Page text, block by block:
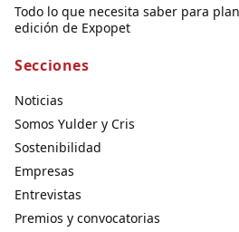
Todo lo que necesita saber para
edición de Expopet
Secciones
Noticias
Somos Yulder y Cris
Sostenibilidad
Empresas
Entrevistas
Premios y convocatorias